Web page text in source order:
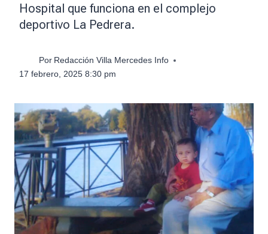
Hospital que funciona en el complejo
deportivo La Pedrera.
Por Redacción Villa Mercedes Info
17 febrero, 2025 8:30 pm